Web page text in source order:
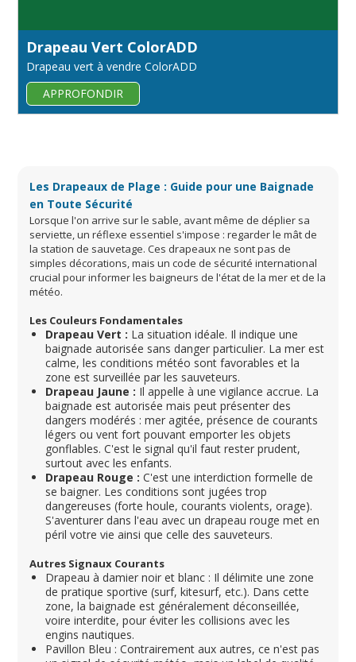
Drapeau Vert ColorADD
Drapeau vert à vendre ColorADD
APPROFONDIR
Les Drapeaux de Plage : Guide pour une Baignade
en Toute Sécurité
Lorsque l'on arrive sur le sable, avant même de déplier sa
serviette, un réflexe essentiel s'impose : regarder le mât de
la station de sauvetage. Ces drapeaux ne sont pas de
simples décorations, mais un code de sécurité international
crucial pour informer les baigneurs de l'état de la mer et de la
météo.
Les Couleurs Fondamentales
Drapeau Vert : La situation idéale. Il indique une
baignade autorisée sans danger particulier. La mer est
calme, les conditions météo sont favorables et la
zone est surveillée par les sauveteurs.
Drapeau Jaune : Il appelle à une vigilance accrue. La
baignade est autorisée mais peut présenter des
dangers modérés : mer agitée, présence de courants
légers ou vent fort pouvant emporter les objets
gonflables. C'est le signal qu'il faut rester prudent,
surtout avec les enfants.
Drapeau Rouge : C'est une interdiction formelle de
se baigner. Les conditions sont jugées trop
dangereuses (forte houle, courants violents, orage).
S'aventurer dans l'eau avec un drapeau rouge met en
péril votre vie ainsi que celle des sauveteurs.
Autres Signaux Courants
Drapeau à damier noir et blanc : Il délimite une zone
de pratique sportive (surf, kitesurf, etc.). Dans cette
zone, la baignade est généralement déconseillée,
voire interdite, pour éviter les collisions avec les
engins nautiques.
Pavillon Bleu : Contrairement aux autres, ce n'est pas